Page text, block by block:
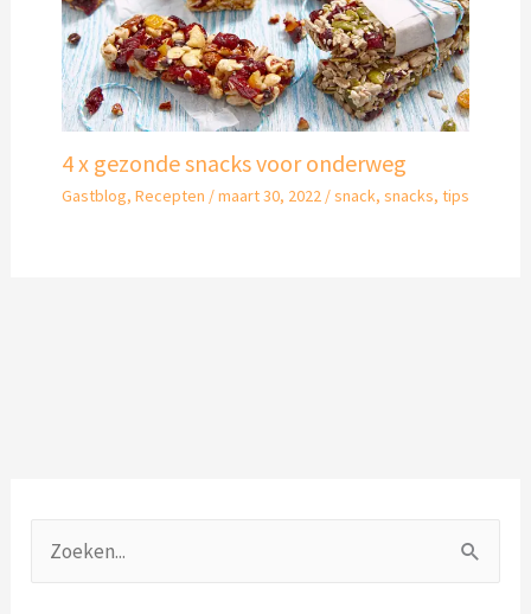
4 x gezonde snacks voor onderweg
Gastblog, Recepten /maart 30, 2022 /snack, snacks, tips